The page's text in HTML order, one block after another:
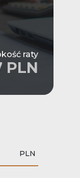
raty
PLN
PLN